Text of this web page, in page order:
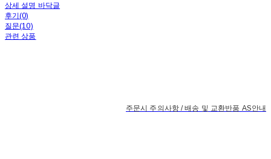
상세 설명 바닥글
후기(0)
질문(10)
관련 상품
주문시 주의사항 / 배송 및 교환반품 AS안내